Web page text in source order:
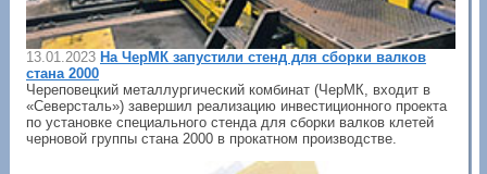
13.01.2023 На ЧерМК запустили стенд для сборки валков
стана 2000
Череповецкий металлургический комбинат (ЧерМК, входит в
«Северсталь») завершил реализацию инвестиционного проекта
по установке специального стенда для сборки валков клетей
черновой группы стана 2000 в прокатном производстве.